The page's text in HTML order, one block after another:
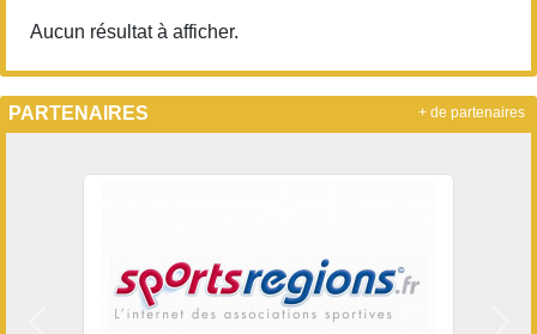
Aucun résultat à afficher.
PARTENAIRES + de partenaires